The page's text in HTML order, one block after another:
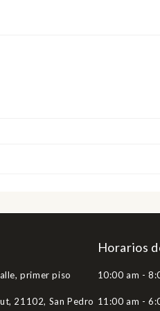
primer piso
21102, San Pedro
Horarios
10:00 am -
11:00 am -